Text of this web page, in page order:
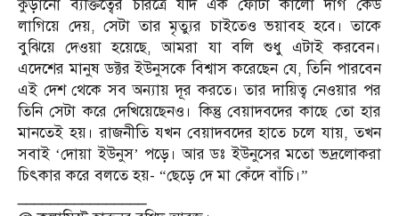
কুড়ানো ব্যক্তিত্বের চরিত্রে যদি এক ফোঁটা কালো দাগ কেউ
লাগিয়ে দেয়, সেটা তার মৃত্যুর চাইতেও ভয়াবহ হবে। তাকে
বুঝিয়ে দেওয়া হয়েছে, আমরা যা বলি শুধু এটাই করবেন।
এদেশের মানুষ ডক্টর ইউনুসকে বিশ্বাস করেছেন যে, তিনি পারবেন
এই দেশ থেকে সব অন্যায় দূর করতে। তার দায়িত্ব নেওয়ার পর
তিনি সেটা করে দেখিয়েছেনও। কিন্তু বেয়াদবদের কাছে তো হার
মানতেই হয়। রাজনীতি যখন বেয়াদবদের হাতে চলে যায়, তখন
সবাই ‘দোয়া ইউনুস’ পড়ে। আর ডঃ ইউনুসের মতো ভদ্রলোকরা
চিৎকার করে বলতে হয়- “ছেড়ে দে মা কেঁদে বাঁচি।”